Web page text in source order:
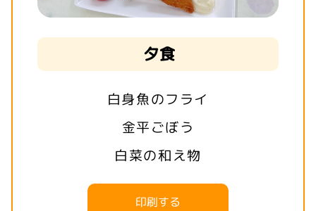
夕食
白身魚のフライ
金平ごぼう
白菜の和え物
印刷する